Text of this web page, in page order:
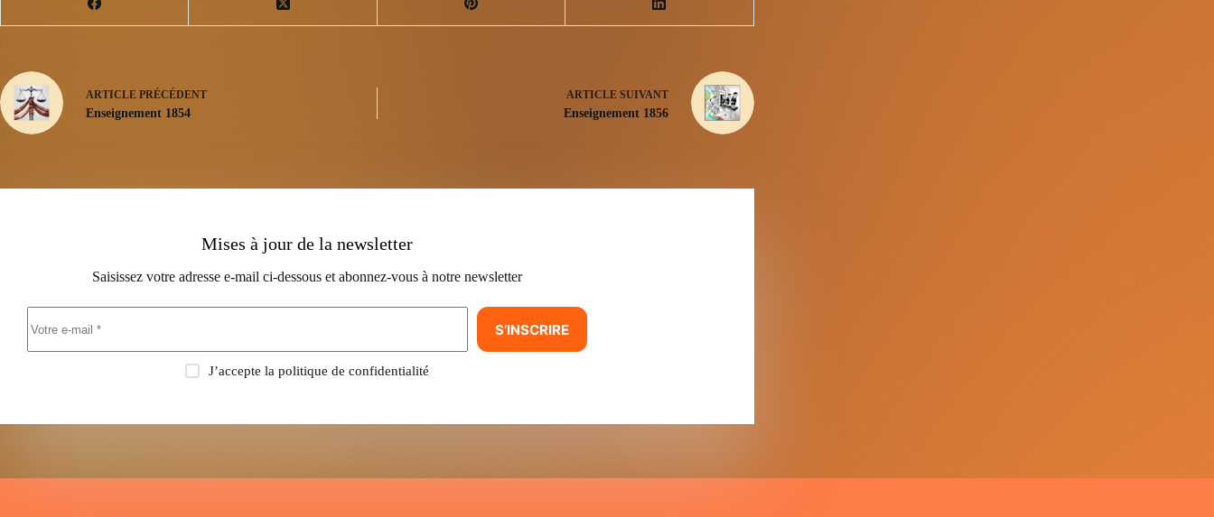
ARTICLE PRÉCÉDENT
Enseignement 1854
ARTICLESUIVANT
Enseignement 1856
Mises à jour de la newsletter
Saisissez votre adresse e-mail ci-dessous et abonnez-vous à notre newsletter
S’INSCRIRE
J’accepte la politique de confidentialité